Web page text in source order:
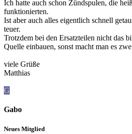
Ich hatte auch schon Zündspulen, die
funktionierten.
Ist aber auch alles eigentlich schnell
teuer.
Trotzdem bei den Ersatzteilen nicht das
Quelle einbauen, sonst macht man es
viele Grüße
Matthias
G
Gabo
Neues Mitglied